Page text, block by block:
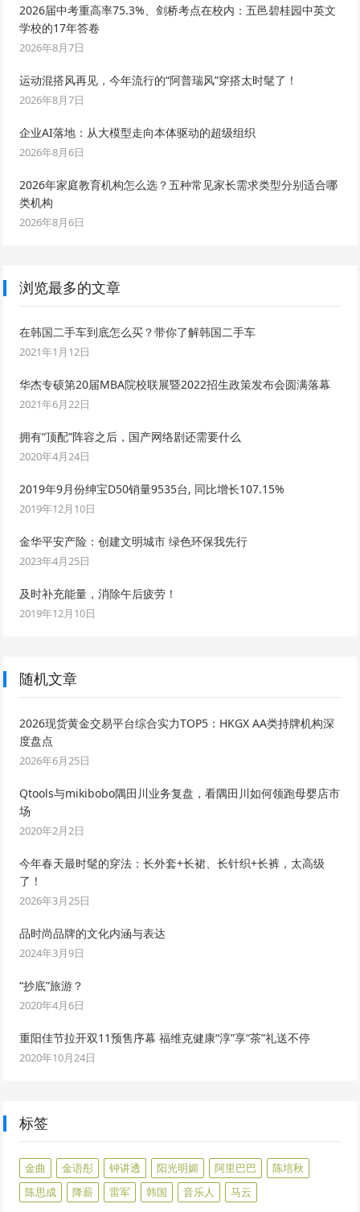
2026届中考重高率75.3%、剑桥考点在校内：五邑碧桂园中英文
学校的17年答卷
2026年8月7日
运动混搭风再见，今年流行的“阿普瑞风”穿搭太时髦了！
2026年8月7日
企业AI落地：从大模型走向本体驱动的超级组织
2026年8月6日
2026年家庭教育机构怎么选？五种常见家长需求类型分别适合哪
类机构
2026年8月6日
浏览最多的文章
在韩国二手车到底怎么买？带你了解韩国二手车
2021年1月12日
华杰专硕第20届MBA院校联展暨2022招生政策发布会圆满落幕
2021年6月22日
拥有“顶配”阵容之后，国产网络剧还需要什么
2020年4月24日
2019年9月份绅宝D50销量9535台, 同比增长107.15%
2019年12月10日
金华平安产险：创建文明城市 绿色环保我先行
2023年4月25日
及时补充能量，消除午后疲劳！
2019年12月10日
随机文章
2026现货黄金交易平台综合实力TOP5：HKGX AA类持牌机构深
度盘点
2026年6月25日
Qtools与mikibobo隅田川业务复盘，看隅田川如何领跑母婴店市
场
2020年2月2日
今年春天最时髦的穿法：长外套+长裙、长针织+长裤，太高级
了！
2026年3月25日
品时尚品牌的文化内涵与表达
2024年3月9日
“抄底”旅游？
2020年4月6日
重阳佳节拉开双11预售序幕 福维克健康“淳”享“茶”礼送不停
2020年10月24日
标签
金曲 金语彤 钟讲透 阳光明媚 阿里巴巴
陈培秋
陈思成
降薪 雷军 韩国 音乐人 马云